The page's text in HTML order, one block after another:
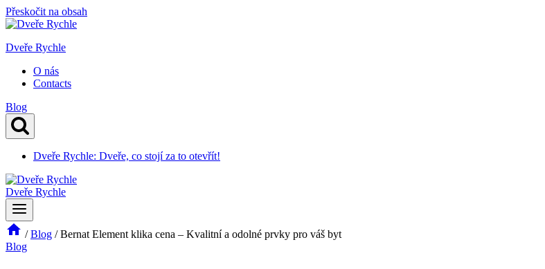
Přeskočit na obsah
Dveře Rychle
O nás
Contacts
Blog
Dveře Rychle: Dveře, co stojí za to otevřít!
Dveře Rychle
/ Blog / Bernat Element klika cena – Kvalitní a odolné prvky pro váš byt
Blog